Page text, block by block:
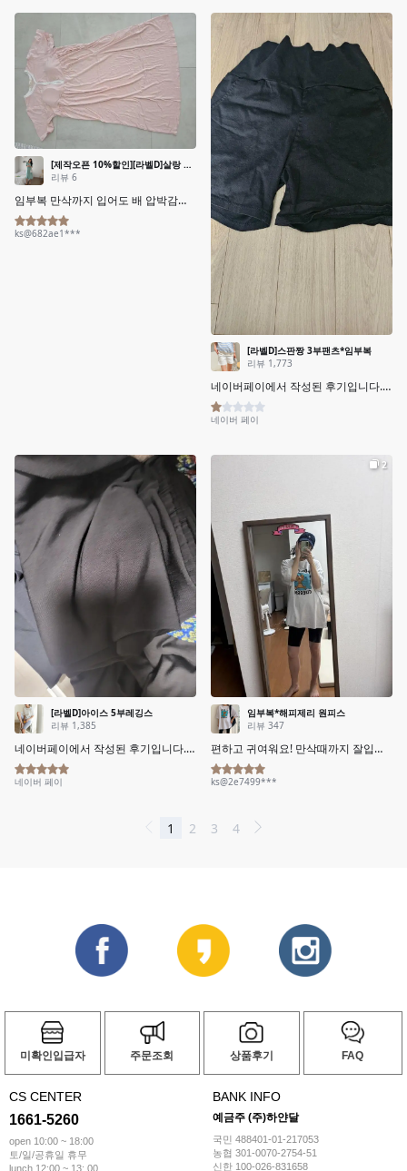
미확인입급자 주문조회 상품후기 FAQ
CS CENTER
1661-5260
open 10:00 ~ 18:00
토/일/공휴일 휴무
lunch 12:00 ~ 13: 00
BANK INFO
예금주 (주)하얀달
국민 488401-01-217053
농협 301-0070-2754-51
신한 100-026-831658